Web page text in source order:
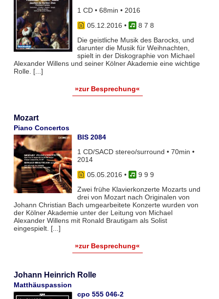
1 CD • 68min • 2016
05.12.2016 •
8 7 8
Die geistliche Musik des Barocks, und
darunter die Musik für Weihnachten,
spielt in der Diskographie von Michael
Alexander Willens und seiner Kölner Akademie eine wichtige
Rolle. [...]
»zur Besprechung«
Mozart
Piano Concertos
BIS 2084
1 CD/SACD stereo/surround • 70min •
2014
05.05.2016 •
9 9 9
Zwei frühe Klavierkonzerte Mozarts und
drei von Mozart nach Originalen von
Johann Christian Bach umgearbeitete Konzerte wurden von
der Kölner Akademie unter der Leitung von Michael
Alexander Willens mit Ronald Brautigam als Solist
eingespielt. [...]
»zur Besprechung«
Johann Heinrich Rolle
Matthäuspassion
cpo 555 046-2